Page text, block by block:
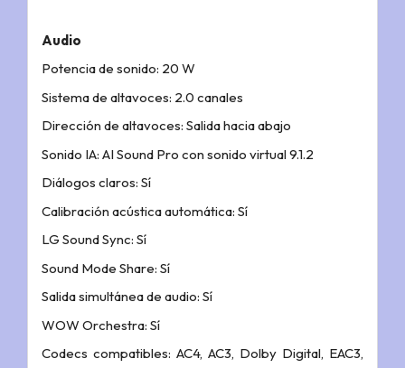
Audio
Potencia de sonido: 20 W
Sistema de altavoces: 2.0 canales
Dirección de altavoces: Salida hacia abajo
Sonido IA: AI Sound Pro con sonido virtual 9.1.2
Diálogos claros: Sí
Calibración acústica automática: Sí
LG Sound Sync: Sí
Sound Mode Share: Sí
Salida simultánea de audio: Sí
WOW Orchestra: Sí
Codecs compatibles: AC4, AC3, Dolby Digital, EAC3,